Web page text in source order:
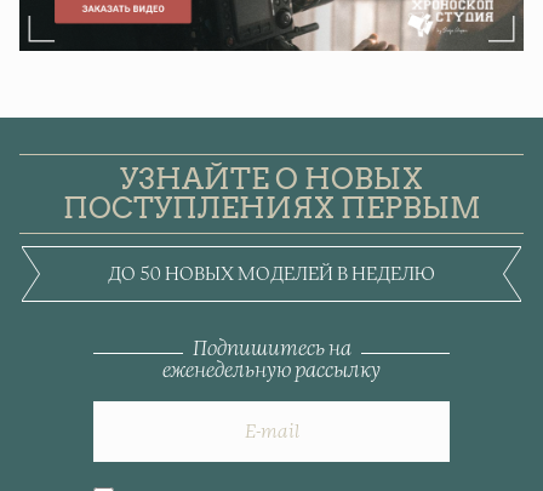
УЗНАЙТЕ О НОВЫХ
ПОСТУПЛЕНИЯХ ПЕРВЫМ
ДО 50 НОВЫХ МОДЕЛЕЙ В НЕДЕЛЮ
Подпишитесь на
еженедельную рассылку